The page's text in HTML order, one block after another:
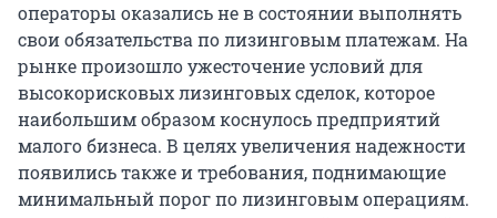
операторы оказались не в состоянии выполнять
свои обязательства по лизинговым платежам. На
рынке произошло ужесточение условий для
высокорисковых лизинговых сделок, которое
наибольшим образом коснулось предприятий
малого бизнеса. В целях увеличения надежности
появились также и требования, поднимающие
минимальный порог по лизинговым операциям.